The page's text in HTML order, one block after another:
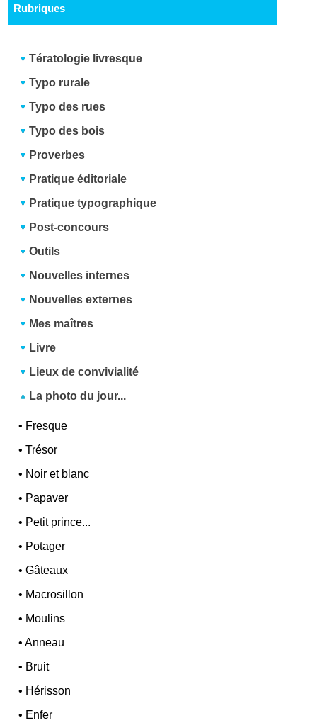
Rubriques
Tératologie livresque
Typo rurale
Typo des rues
Typo des bois
Proverbes
Pratique éditoriale
Pratique typographique
Post-concours
Outils
Nouvelles internes
Nouvelles externes
Mes maîtres
Livre
Lieux de convivialité
La photo du jour...
• Fresque
•Trésor
• Noir et blanc
• Papaver
• Petit prince...
• Potager
•Gâteaux
• Macrosillon
• Moulins
•Anneau
• Bruit
• Hérisson
• Enfer